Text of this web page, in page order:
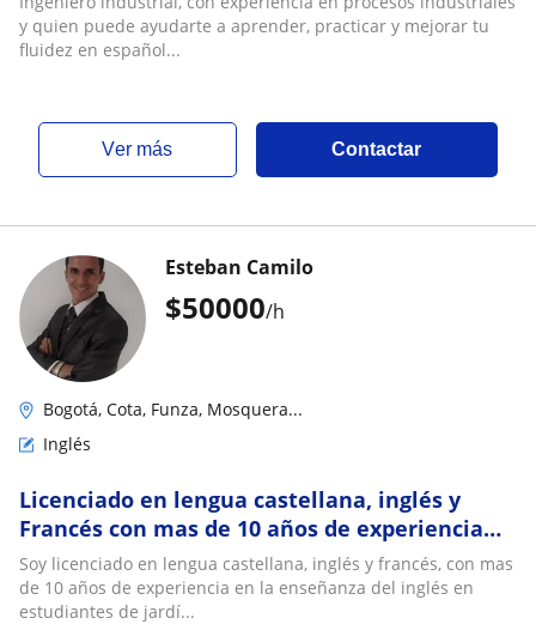
español
y quien puede ayudarte a aprender, practicar y mejorar tu
fluidez en español...
ver más Contactar
$50000/h
Esteban Camilo
Bogotá, Cota, Funza, Mosquera...
Inglés
Licenciado en lengua castellana, inglés y
Francés con mas de 10 años de experiencia
ofrece clases particulares en los diferentes
niveles
Soy licenciado en lengua castellana, inglés y francés, con mas
de 10 años de experiencia en la enseñanza del inglés en
estudiantes de jardí...